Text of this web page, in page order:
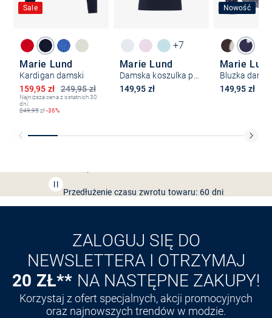
Sale
Marie Lund
Kardigan damski
249,95 zł
Obniżona cena
159,95 zł
Najniższa cena z ostatnich 30
dni:
249,95zł-36%
+7
Marie Lund
149,95 zł
Nowość
Marie
Bluzka
149,95 zł
Odkryj aplikację VANGRAAF
ZALOGUJ SIĘ DO
NEWSLETTERA I OTRZYMAJ
20 ZŁ** NA NASTĘPNE ZAKUPY!
Korzystaj z ofert specjalnych, akcji promocyjnych
oraz najnowszych trendów w modzie.